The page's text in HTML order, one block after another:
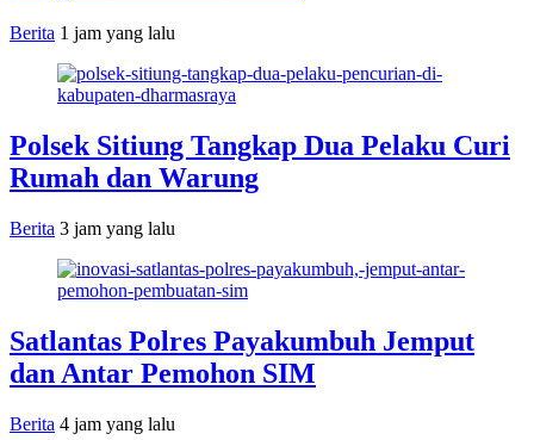
Berita 1 jam yang lalu
Polsek Sitiung Tangkap Dua Pelaku Curi
Rumah dan Warung
Berita 3 jam yang lalu
Satlantas Polres Payakumbuh Jemput
dan Antar Pemohon SIM
Berita 4 jam yang lalu